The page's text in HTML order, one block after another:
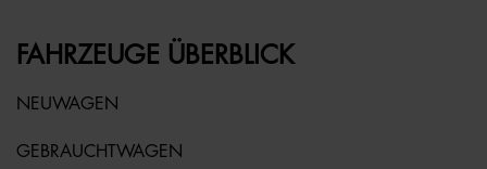
FAHRZEUGE ÜBERBLICK
NEUWAGEN
GEBRAUCHTWAGEN